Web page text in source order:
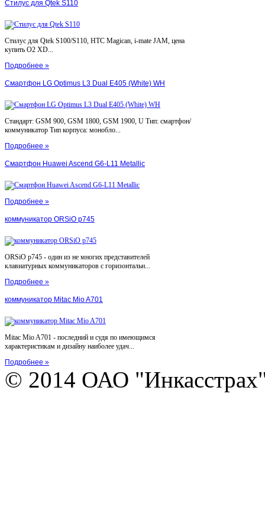
Стилус для Qtek S110
Стилус для Qtek S100/S110, HTC Magican, i-mate JAM, цена
купить O2 XD...
Подробнее »
Смартфон LG Optimus L3 Dual E405 (White) WH
Стандарт: GSM 900, GSM 1800, GSM 1900, U Тип: смартфон/
коммуникатор Тип корпуса: монобло...
Подробнее »
Смартфон Huawei Ascend G6-L11 Metallic
Подробнее »
коммуникатор ORSiO p745
ORSiO p745 - один из не многих представителей
клавиатурных коммуникаторов с горизонтальн...
Подробнее »
коммуникатор Mitac Mio A701
Mitac Mio A701 - последний и судя по имеющимся
характеристикам и дизайну наиболее удач...
Подробнее »
© 2014 ОАО